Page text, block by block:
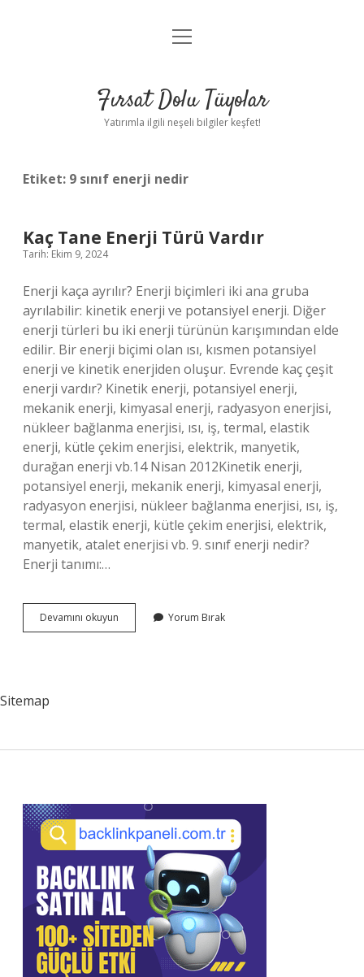
Gizlilik Politikası
Yasal Uyarı
menüyü
Fırsat Dolu Tüyolar
Yatırımla ilgili neşeli bilgiler keşfet!
Etiket: 9 sınıf enerji nedir
Kaç Tane Enerji Türü Vardır
Tarih: Ekim 9, 2024
Enerji kaça ayrılır? Enerji biçimleri iki ana gruba
ayrılabilir: kinetik enerji ve potansiyel enerji. Diğer
enerji türleri bu iki enerji türünün karışımından elde
edilir. Bir enerji biçimi olan ısı, kısmen potansiyel
enerji ve kinetik enerjiden oluşur. Evrende kaç çeşit
enerji vardır? Kinetik enerji, potansiyel enerji,
mekanik enerji, kimyasal enerji, radyasyon enerjisi,
nükleer bağlanma enerjisi, ısı, iş, termal, elastik
enerji, kütle çekim enerjisi, elektrik, manyetik,
durağan enerji vb.14 Nisan 2012Kinetik enerji,
potansiyel enerji, mekanik enerji, kimyasal enerji,
radyasyon enerjisi, nükleer bağlanma enerjisi, ısı, iş,
termal, elastik enerji, kütle çekim enerjisi, elektrik,
manyetik, atalet enerjisi vb. 9. sınıf enerji nedir?
Enerji tanımı:…
Devamını okuyun
Tane
Yorum Bırak
Sitemap
Sidebar